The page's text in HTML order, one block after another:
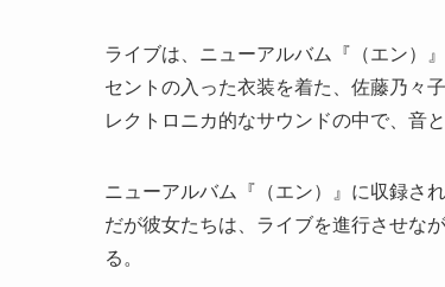
ライブは、ニューアルバム『（エン）
セントの入った衣装を着た、佐藤乃々
レクトロニカ的なサウンドの中で、音
ニューアルバム『（エン）』に収録さ
だが彼女たちは、ライブを進行させな
る。